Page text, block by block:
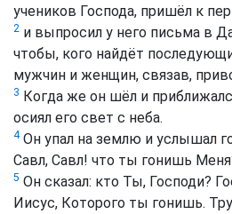
учеников Господа, пришёл к
2 и выпросил у него письма в
чтобы, кого найдёт
мужчин и женщин, связав,
3 Когда же он шёл и
осиял его свет с неба.
4Он упал на землю и услышал
Савл, Савл! что ты гонишь
5 Он сказал: кто Ты, Господи?
Иисус, Которого ты гонишь.